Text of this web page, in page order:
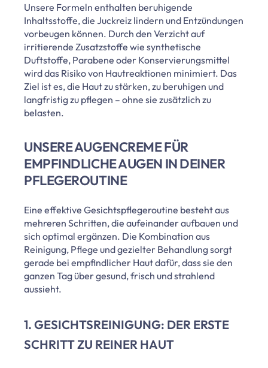
Unsere Formeln enthalten beruhigende
Inhaltsstoffe, die Juckreiz lindern und Entzündungen
vorbeugen können. Durch den Verzicht auf
irritierende Zusatzstoffe wie synthetische
Duftstoffe, Parabene oder Konservierungsmittel
wird das Risiko von Hautreaktionen minimiert. Das
Ziel ist es, die Haut zu stärken, zu beruhigen und
langfristig zu pflegen – ohne sie zusätzlich zu
belasten.
UNSERE AUGENCREME FÜR
EMPFINDLICHE AUGEN IN DEINER
PFLEGEROUTINE
Eine effektive Gesichtspflegeroutine besteht aus
mehreren Schritten, die aufeinander aufbauen und
sich optimal ergänzen. Die Kombination aus
Reinigung, Pflege und gezielter Behandlung sorgt
gerade bei empfindlicher Haut dafür, dass sie den
ganzen Tag über gesund, frisch und strahlend
aussieht.
1. GESICHTSREINIGUNG: DER ERSTE
SCHRITT ZU REINER HAUT